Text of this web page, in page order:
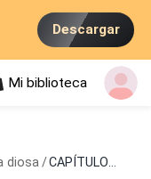
Descargar
Mi biblioteca
diosa /CAPÍTULO UNO